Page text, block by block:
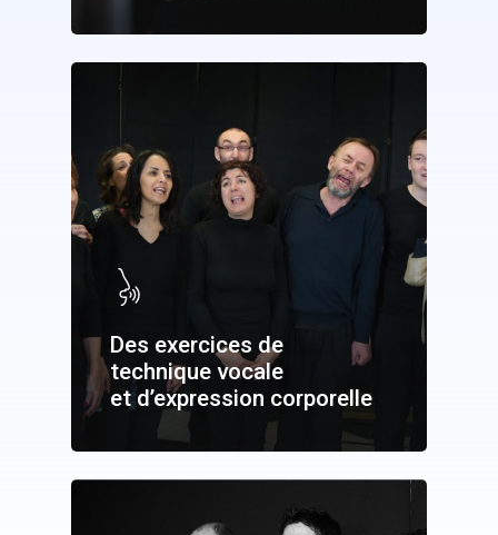
Des exercices de
technique vocale
et d’expression corporelle